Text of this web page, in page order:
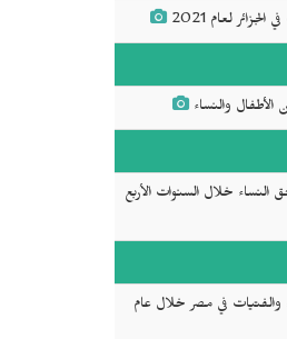
لعام 2021
والنساء
النساء خلال السنوات الأربع
في مصر خلال عام